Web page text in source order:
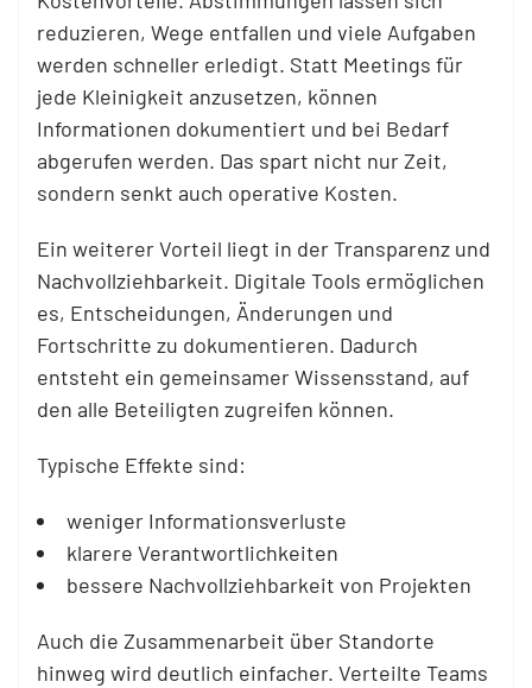
reduzieren, Wege entfallen und viele Aufgaben
werden schneller erledigt. Statt Meetings für
jede Kleinigkeit anzusetzen, können
Informationen dokumentiert und bei Bedarf
abgerufen werden. Das spart nicht nur Zeit,
sondern senkt auch operative Kosten.
Ein weiterer Vorteil liegt in der Transparenz und
Nachvollziehbarkeit. Digitale Tools ermöglichen
es, Entscheidungen, Änderungen und
Fortschritte zu dokumentieren. Dadurch
entsteht ein gemeinsamer Wissensstand, auf
den alle Beteiligten zugreifen können.
Typische Effekte sind:
weniger Informationsverluste
klarere Verantwortlichkeiten
bessere Nachvollziehbarkeit von Projekten
Auch die Zusammenarbeit über Standorte
hinweg wird deutlich einfacher. Verteilte Teams